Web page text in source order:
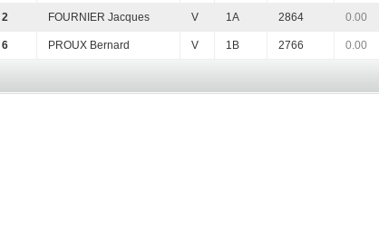
2 FOURNIER Jacques V 1A 2864 0.00
6 PROUX Bernard V 1B 2766 0.00